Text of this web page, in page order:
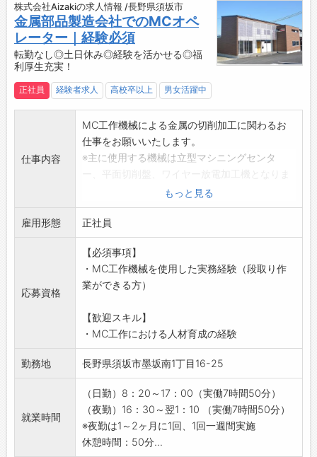
株式会社Aizakiの求人情報 /長野県須坂市
金属部品製造会社でのMCオペ
レーター｜経験必須
転勤なし◎土日休み◎経験を活かせる◎福
利厚生充実！
正社員 経験者求人 高校卒以上 男女活躍中
仕事内容
MC工作機械による金属の切削加工に関わるお
仕事をお願いいたします。
※主に使用する機械は立型マシニングセンタ
【具体的な業務内容】
当社MCグループにて工作機械による金属の切
削加工及びその他付帯業務などの機械段取り、
「加工オペレーション」を担当していただきま
す。
能力次第では機械の段取り作業を中心に行い、
ことになります。
主な製品は産業用機器部品となり、加工ワーク
は鉄・ステンレス・アルミで、他にチタンなど
の特殊合金があります。
が多いため、多品種生産に対応していただくこ
とになります。
【おすすめポイント】
・マイカー通勤OK（無料駐車場完備）
もっと見る
雇用形態 正社員
応募資格
【必須事項】
・MC工作機械を使用した実務経験（段取り作
業ができる方）
【歓迎スキル】
・MC工作における人材育成の経験
勤務地 長野県須坂市墨坂南1丁目16-25
就業時間
（日勤）8：20～17：00（実働7時間50分）
（夜勤）16：30～翌1：10 （実働7時間50分）
※夜勤は1～2ヶ月に1回、1回一週間実施
休憩時間：50分...